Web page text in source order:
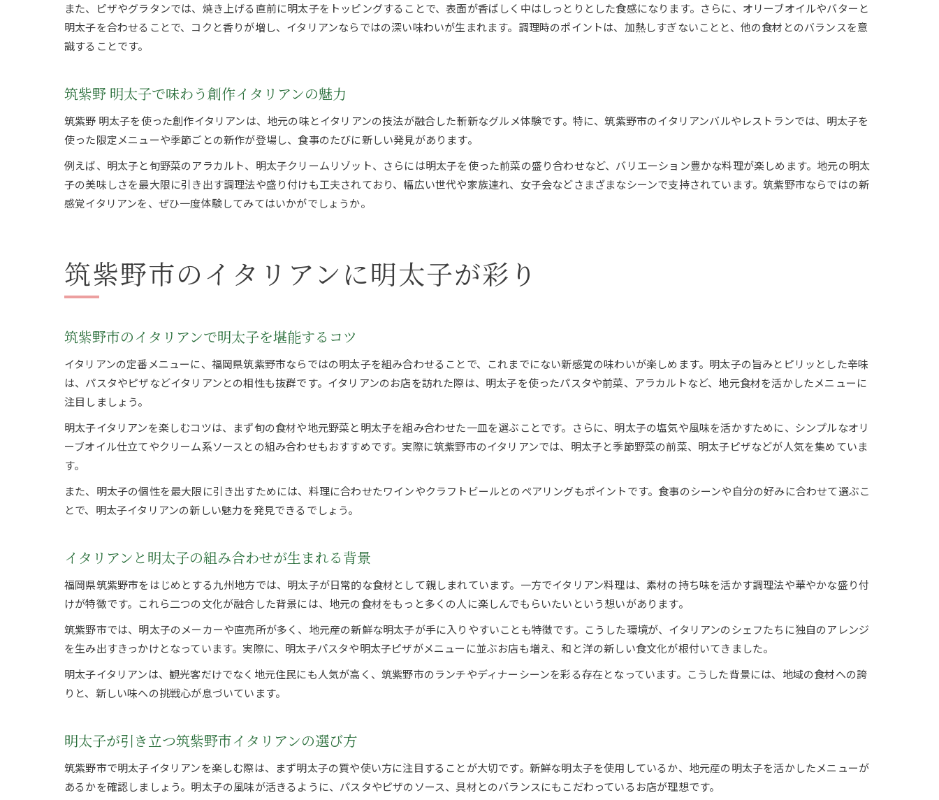
また、ピザやグラタンでは、焼き上げる直前に明太子をトッピングすることで、表面が香ばしく中はしっとりとした食感になります。さらに、オリーブオイルやバターと
明太子を合わせることで、コクと香りが増し、イタリアンならではの深い味わいが生まれます。調理時のポイントは、加熱しすぎないことと、他の食材とのバランスを意
識することです。
筑紫野 明太子で味わう創作イタリアンの魅力
筑紫野 明太子を使った創作イタリアンは、地元の味とイタリアンの技法が融合した斬新なグルメ体験です。特に、筑紫野市のイタリアンバルやレストランでは、明太子を
使った限定メニューや季節ごとの新作が登場し、食事のたびに新しい発見があります。
例えば、明太子と旬野菜のアラカルト、明太子クリームリゾット、さらには明太子を使った前菜の盛り合わせなど、バリエーション豊かな料理が楽しめます。地元の明太
子の美味しさを最大限に引き出す調理法や盛り付けも工夫されており、幅広い世代や家族連れ、女子会などさまざまなシーンで支持されています。筑紫野市ならではの新
感覚イタリアンを、ぜひ一度体験してみてはいかがでしょうか。
筑紫野市のイタリアンに明太子が彩り
筑紫野市のイタリアンで明太子を堪能するコツ
イタリアンの定番メニューに、福岡県筑紫野市ならではの明太子を組み合わせることで、これまでにない新感覚の味わいが楽しめます。明太子の旨みとピリッとした辛味
は、パスタやピザなどイタリアンとの相性も抜群です。イタリアンのお店を訪れた際は、明太子を使ったパスタや前菜、アラカルトなど、地元食材を活かしたメニューに
注目しましょう。
明太子イタリアンを楽しむコツは、まず旬の食材や地元野菜と明太子を組み合わせた一皿を選ぶことです。さらに、明太子の塩気や風味を活かすために、シンプルなオリ
ーブオイル仕立てやクリーム系ソースとの組み合わせもおすすめです。実際に筑紫野市のイタリアンでは、明太子と季節野菜の前菜、明太子ピザなどが人気を集めていま
す。
また、明太子の個性を最大限に引き出すためには、料理に合わせたワインやクラフトビールとのペアリングもポイントです。食事のシーンや自分の好みに合わせて選ぶこ
とで、明太子イタリアンの新しい魅力を発見できるでしょう。
イタリアンと明太子の組み合わせが生まれる背景
福岡県筑紫野市をはじめとする九州地方では、明太子が日常的な食材として親しまれています。一方でイタリアン料理は、素材の持ち味を活かす調理法や華やかな盛り付
けが特徴です。これら二つの文化が融合した背景には、地元の食材をもっと多くの人に楽しんでもらいたいという想いがあります。
筑紫野市では、明太子のメーカーや直売所が多く、地元産の新鮮な明太子が手に入りやすいことも特徴です。こうした環境が、イタリアンのシェフたちに独自のアレンジ
を生み出すきっかけとなっています。実際に、明太子パスタや明太子ピザがメニューに並ぶお店も増え、和と洋の新しい食文化が根付いてきました。
明太子イタリアンは、観光客だけでなく地元住民にも人気が高く、筑紫野市のランチやディナーシーンを彩る存在となっています。こうした背景には、地域の食材への誇
りと、新しい味への挑戦心が息づいています。
明太子が引き立つ筑紫野市イタリアンの選び方
筑紫野市で明太子イタリアンを楽しむ際は、まず明太子の質や使い方に注目することが大切です。新鮮な明太子を使用しているか、地元産の明太子を活かしたメニューが
あるかを確認しましょう。明太子の風味が活きるように、パスタやピザのソース、具材とのバランスにもこだわっているお店が理想です。